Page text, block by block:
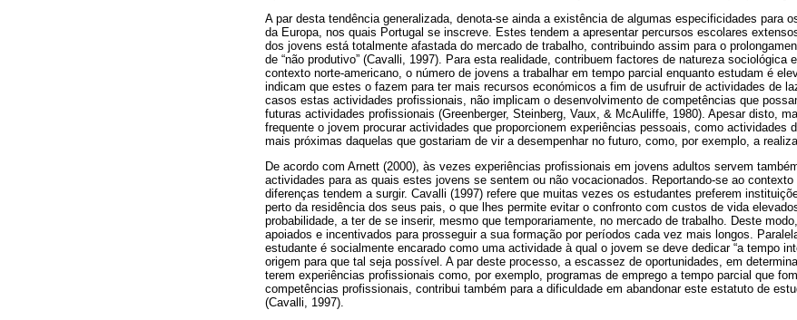
A par desta tendência generalizada, denota-se ainda a existência de algumas especificidades para
da Europa, nos quais Portugal se inscreve. Estes tendem a apresentar percursos escolares
dos jovens está totalmente afastada do mercado de trabalho, contribuindo assim para o
de “não produtivo” (Cavalli, 1997). Para esta realidade, contribuem factores de natureza sociológica
contexto norte-americano, o número de jovens a trabalhar em tempo parcial enquanto estudam é
indicam que estes o fazem para ter mais recursos económicos a fim de usufruir de actividades de
casos estas actividades profissionais, não implicam o desenvolvimento de competências que
futuras actividades profissionais (Greenberger, Steinberg, Vaux, & McAuliffe, 1980). Apesar disto,
frequente o jovem procurar actividades que proporcionem experiências pessoais, como actividades
mais próximas daquelas que gostariam de vir a desempenhar no futuro, como, por exemplo, a
De acordo com Arnett (2000), às vezes experiências profissionais em jovens adultos servem
actividades para as quais estes jovens se sentem ou não vocacionados. Reportando-se ao
diferenças tendem a surgir. Cavalli (1997) refere que muitas vezes os estudantes preferem
perto da residência dos seus pais, o que lhes permite evitar o confronto com custos de vida
probabilidade, a ter de se inserir, mesmo que temporariamente, no mercado de trabalho. Deste
apoiados e incentivados para prosseguir a sua formação por períodos cada vez mais longos.
estudante é socialmente encarado como uma actividade à qual o jovem se deve dedicar “a tempo
origem para que tal seja possível. A par deste processo, a escassez de oportunidades, em
terem experiências profissionais como, por exemplo, programas de emprego a tempo parcial que
competências profissionais, contribui também para a dificuldade em abandonar este estatuto de
(Cavalli, 1997).